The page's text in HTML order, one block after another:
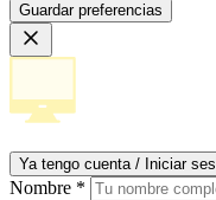
Guardar preferencias
Ya tengo cuenta / Iniciar
Nombre *